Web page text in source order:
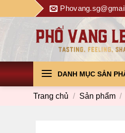
to
DANH MỤC SẢN
Trang chủ / Sản phẩm /